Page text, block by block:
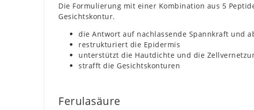
Die Formulierung mit einer Kombination aus 5
Gesichtskontur.
die Antwort auf nachlassende Spannkraft und
restrukturiert die Epidermis
unterstützt die Hautdichte und die
strafft die Gesichtskonturen
Ferulasäure